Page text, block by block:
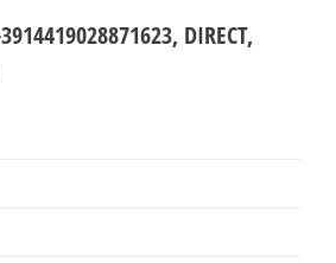
DIRECT,